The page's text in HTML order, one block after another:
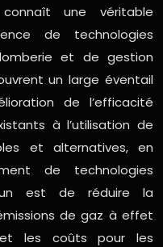
une véritable
de technologies
et de gestion
un large éventail
de l’efficacité
à l’utilisation de
et alternatives, en
de technologies
est de réduire la
de gaz à effet
les coûts pour les